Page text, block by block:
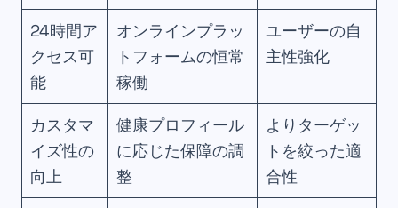
24時間ア
クセス可
能
オンラインプラッ
トフォームの恒常
稼働
ユーザーの自
主性強化
カスタマ
イズ性の
向上
健康プロフィール
に応じた保障の調
整
よりターゲッ
トを絞った適
合性